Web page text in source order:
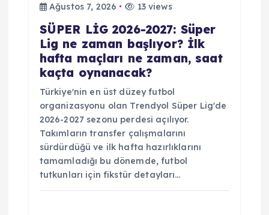
Ağustos 7, 2026
13 views
SÜPER LİG 2026-2027: Süper
Lig ne zaman başlıyor? İlk
hafta maçları ne zaman, saat
kaçta oynanacak?
Türkiye'nin en üst düzey futbol
organizasyonu olan Trendyol Süper Lig'de
2026-2027 sezonu perdesi açılıyor.
Takımların transfer çalışmalarını
sürdürdüğü ve ilk hafta hazırlıklarını
tamamladığı bu dönemde, futbol
tutkunları için fikstür detayları…